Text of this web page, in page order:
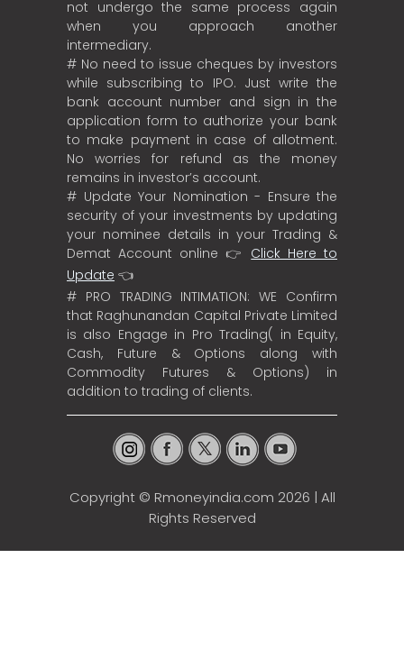
not undergo the same process again
when you approach another
intermediary.
# No need to issue cheques by investors
while subscribing to IPO. Just write the
bank account number and sign in the
application form to authorize your bank
to make payment in case of allotment.
No worries for refund as the money
remains in investor’s account.
# Update Your Nomination - Ensure the
security of your investments by updating
your nominee details in your Trading &
Demat Account online 👉 Click Here to
Update 👈
# PRO TRADING INTIMATION: WE Confirm
that Raghunandan Capital Private Limited
is also Engage in Pro Trading( in Equity,
Cash, Future & Options along with
Commodity Futures & Options) in
addition to trading of clients.
Copyright © Rmoneyindia.com 2026 | All
Rights Reserved